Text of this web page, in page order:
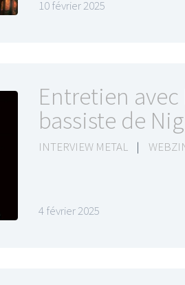
10 février 2025
Entretien
bassiste de
INTERVIEW METAL |
4 février 2025